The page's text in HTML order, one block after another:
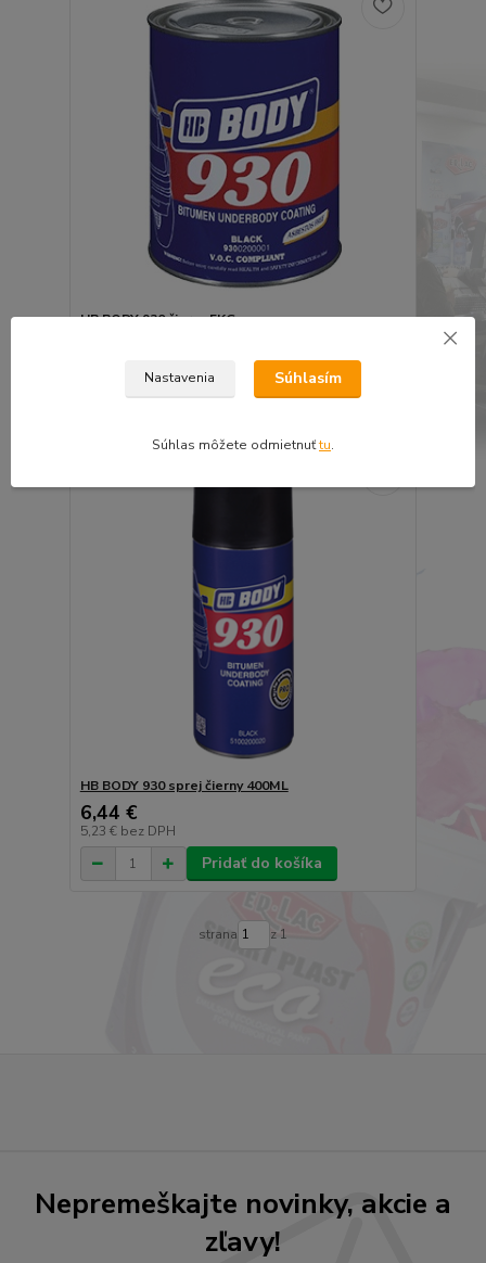
HB BODY 930 čierny 5KG
Pridať do košíka
HB BODY 930 sprej čierny 400ML
6,44 €
5,23 € bez DPH
Pridať do košíka
strana z 1
Nepremeškajte novinky, akcie a
zľavy!
Nastavenia Súhlasím
Súhlas môžete odmietnuťtu.